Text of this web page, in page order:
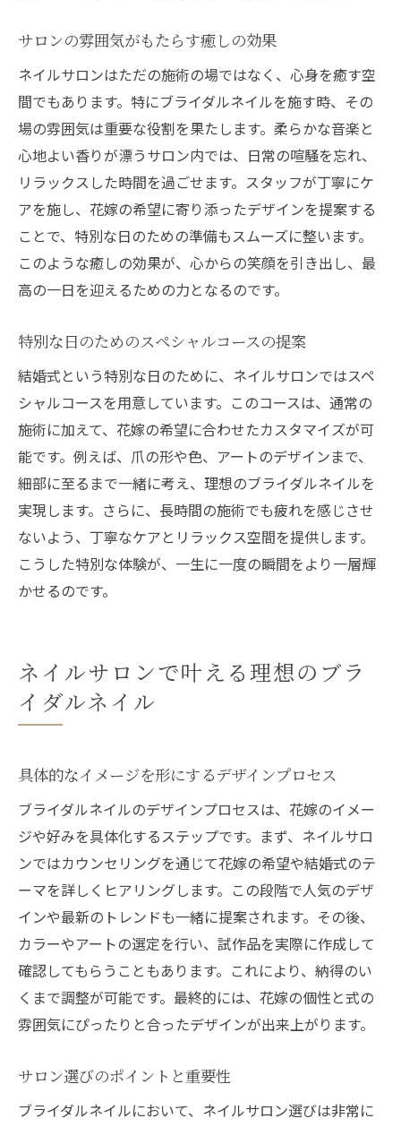
サロンの雰囲気がもたらす癒しの効果
ネイルサロンはただの施術の場ではなく、心身を癒す空
間でもあります。特にブライダルネイルを施す時、その
場の雰囲気は重要な役割を果たします。柔らかな音楽と
心地よい香りが漂うサロン内では、日常の喧騒を忘れ、
リラックスした時間を過ごせます。スタッフが丁寧にケ
アを施し、花嫁の希望に寄り添ったデザインを提案する
ことで、特別な日のための準備もスムーズに整います。
このような癒しの効果が、心からの笑顔を引き出し、最
高の一日を迎えるための力となるのです。
特別な日のためのスペシャルコースの提案
結婚式という特別な日のために、ネイルサロンではスペ
シャルコースを用意しています。このコースは、通常の
施術に加えて、花嫁の希望に合わせたカスタマイズが可
能です。例えば、爪の形や色、アートのデザインまで、
細部に至るまで一緒に考え、理想のブライダルネイルを
実現します。さらに、長時間の施術でも疲れを感じさせ
ないよう、丁寧なケアとリラックス空間を提供します。
こうした特別な体験が、一生に一度の瞬間をより一層輝
かせるのです。
ネイルサロンで叶える理想のブラ
イダルネイル
具体的なイメージを形にするデザインプロセス
ブライダルネイルのデザインプロセスは、花嫁のイメー
ジや好みを具体化するステップです。まず、ネイルサロ
ンではカウンセリングを通じて花嫁の希望や結婚式のテ
ーマを詳しくヒアリングします。この段階で人気のデザ
インや最新のトレンドも一緒に提案されます。その後、
カラーやアートの選定を行い、試作品を実際に作成して
確認してもらうこともあります。これにより、納得のい
くまで調整が可能です。最終的には、花嫁の個性と式の
雰囲気にぴったりと合ったデザインが出来上がります。
サロン選びのポイントと重要性
ブライダルネイルにおいて、ネイルサロン選びは非常に